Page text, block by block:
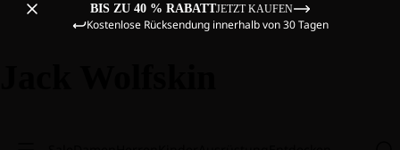
BIS ZU 40 % RABATTJETZT KAUFEN
Kostenlose Rücksendung innerhalb von 30 Tagen